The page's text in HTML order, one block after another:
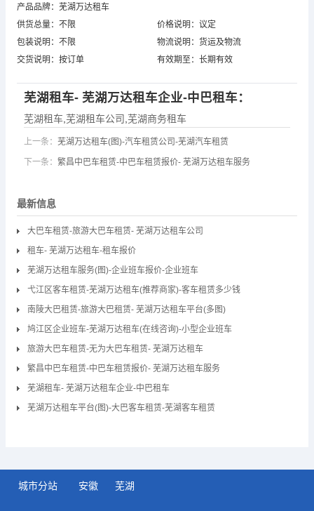
产品品牌：芜湖万达租车
供货总量：不限
价格说明：议定
包装说明：不限
物流说明：货运及物流
交货说明：按订单
有效期至：长期有效
芜湖租车- 芜湖万达租车企业-中巴租车：
芜湖租车 芜湖租车公司 芜湖商务租车
上一条： 芜湖万达租车(图)-汽车租赁公司-芜湖汽车租赁
下一条： 繁昌中巴车租赁-中巴车租赁报价- 芜湖万达租车服务
最新信息
大巴车租赁-旅游大巴车租赁- 芜湖万达租车公司
租车- 芜湖万达租车-租车报价
芜湖万达租车服务(图)-企业班车报价-企业班车
弋江区客车租赁-芜湖万达租车(推荐商家)-客车租赁多少钱
南陵大巴租赁-旅游大巴租赁- 芜湖万达租车平台(多图)
鸠江区企业班车-芜湖万达租车(在线咨询)-小型企业班车
旅游大巴车租赁-无为大巴车租赁- 芜湖万达租车
繁昌中巴车租赁-中巴车租赁报价- 芜湖万达租车服务
芜湖租车- 芜湖万达租车企业-中巴租车
芜湖万达租车平台(图)-大巴客车租赁-芜湖客车租赁
城市分站 安徽 芜湖